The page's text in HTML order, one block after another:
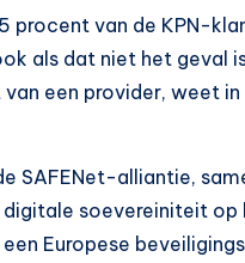
procent van de KPN-
als dat niet het geval
van een provider, weet
SAFENet-alliantie,
soevereiniteit
Europese